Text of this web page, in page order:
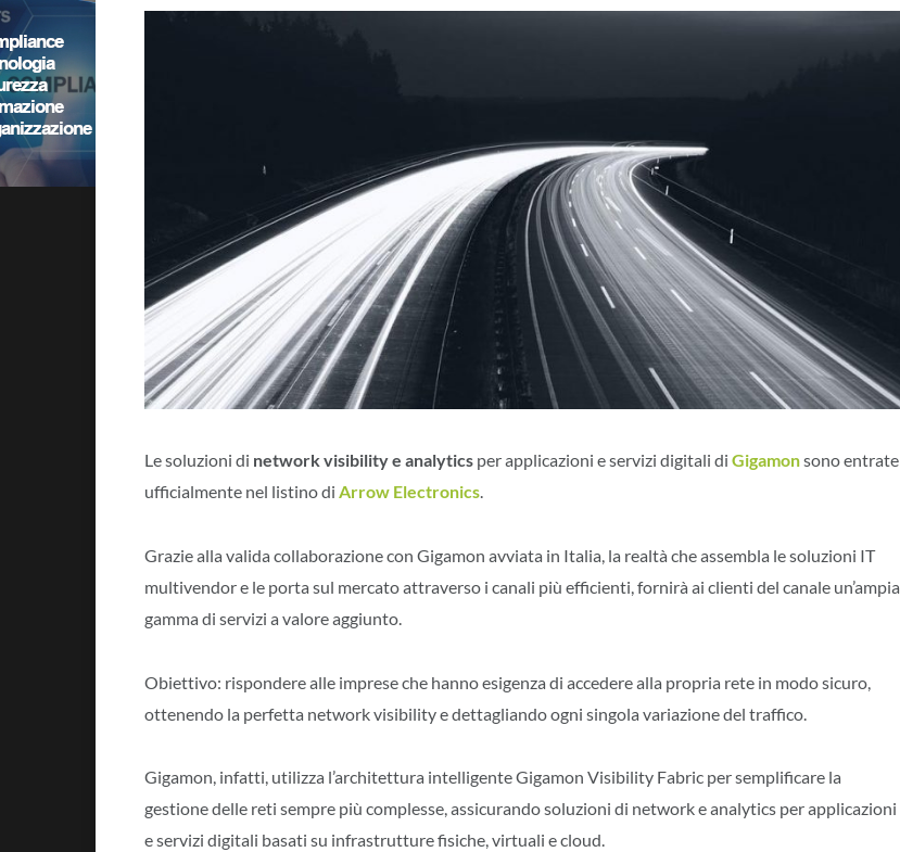
Le soluzioni di network visibility e analytics per applicazioni e servizi digitali di Gigamonsono entrate
ufficialmente nel listino di Arrow Electronics.
Grazie alla valida collaborazione con Gigamon avviata in Italia, la realtà che assembla le soluzioni IT
multivendor e le porta sul mercato attraverso i canali più efficienti, fornirà ai clienti del canale un’ampia
gamma di servizi a valore aggiunto.
Obiettivo: rispondere alle imprese che hanno esigenza di accedere alla propria rete in modo sicuro,
ottenendo la perfetta network visibility e dettagliando ogni singola variazione del traffico.
Gigamon, infatti, utilizza l’architettura intelligente Gigamon Visibility Fabric per semplificare la
gestione delle reti sempre più complesse, assicurando soluzioni di network e analytics per applicazioni
e servizi digitali basati su infrastrutture fisiche, virtuali e cloud.